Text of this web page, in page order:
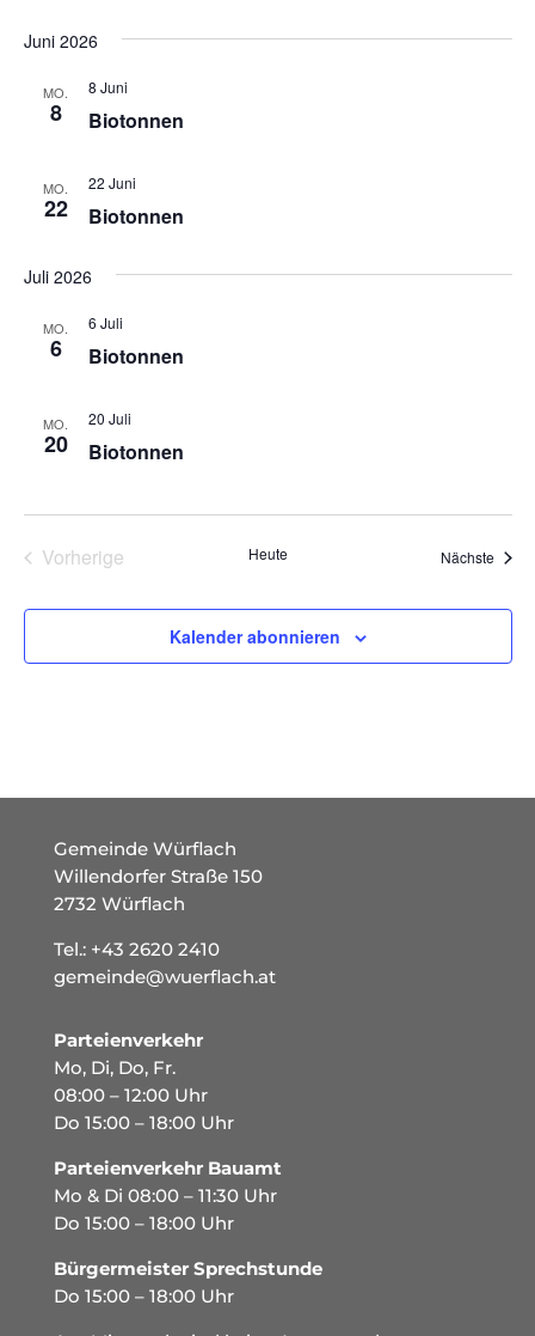
Juni 2026
MO.
8 Biotonnen
8 Juni
MO.
22 Biotonnen
22 Juni
Juli 2026
MO.
6 Biotonnen
6 Juli
MO.
20 Biotonnen
20 Juli
Vorherige
Heute Nächste
Kalender abonnieren
Gemeinde Würflach
Willendorfer Straße 150
2732 Würflach
Tel.: +43 2620 2410
gemeinde@wuerflach.at
Parteienverkehr
Mo, Di, Do, Fr.
08:00 – 12:00 Uhr
Do 15:00 – 18:00 Uhr
Parteienverkehr Bauamt
Mo & Di 08:00 – 11:30 Uhr
Do 15:00 – 18:00 Uhr
Bürgermeister Sprechstunde
Do 15:00 – 18:00 Uhr